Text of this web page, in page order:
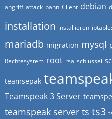
angriff attack bann Client debian
installation installieren
mariadb migration mysql
Rechtesystem root rsa schlüssel
teamsepak
Teamspeak 3 Server
teamspeak server ts ts3